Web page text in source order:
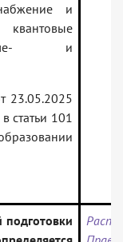
и
квантовые
и
23.05.2025
статьи 101
подготовки